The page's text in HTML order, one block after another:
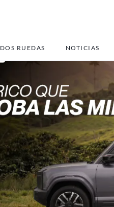
DOS RUEDAS NOTICIAS